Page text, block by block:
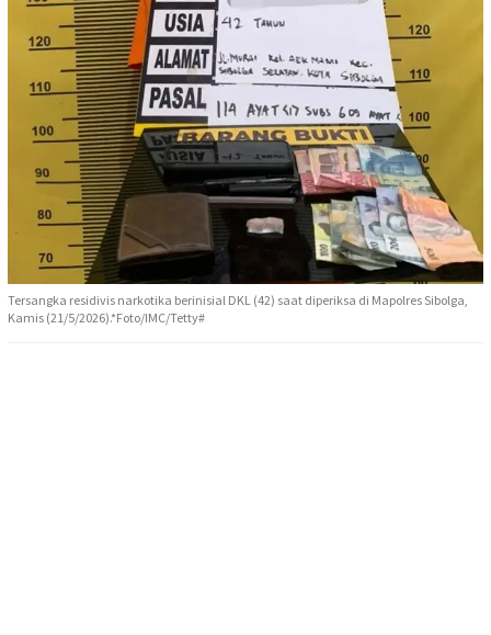
Tersangka residivis narkotika berinisial DKL (42) saat diperiksa di Mapolres Sibolga,
Kamis (21/5/2026).*Foto/IMC/Tetty#